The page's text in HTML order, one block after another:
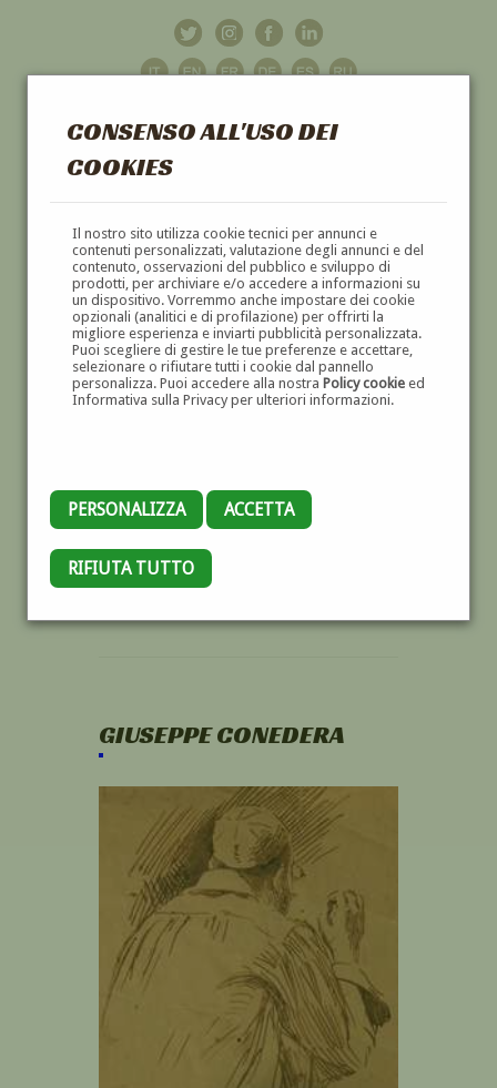
CONSENSO ALL'USO DEI
COOKIES
Il nostro sito utilizza cookie tecnici per annunci e
contenuti personalizzati, valutazione degli annunci e del
contenuto, osservazioni del pubblico e sviluppo di
prodotti, per archiviare e/o accedere a informazioni su
un dispositivo. Vorremmo anche impostare dei cookie
opzionali (analitici e di profilazione) per offrirti la
migliore esperienza e inviarti pubblicità personalizzata.
Puoi scegliere di gestire le tue preferenze e accettare,
selezionare o rifiutare tutti i cookie dal pannello
personalizza. Puoi accedere alla nostra Policy cookieed
Informativa sulla Privacy per ulteriori informazioni.
PERSONALIZZA ACCETTA
RIFIUTA TUTTO
GALLERIAD'ARTE
DIPINTI E SCULTURE '800 E '900
GIUSEPPE CONEDERA